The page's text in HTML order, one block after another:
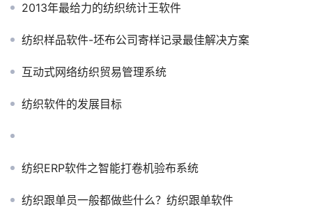
2013年最给力的纺织统计王软件
纺织样品软件-坯布公司寄样记录最佳解决方案
互动式网络纺织贸易管理系统
纺织软件的发展目标
纺织ERP软件之智能打卷机验布系统
纺织跟单员一般都做些什么？纺织跟单软件